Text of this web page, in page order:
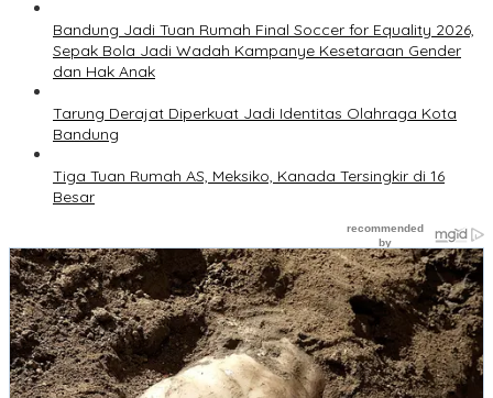
Bandung Jadi Tuan Rumah Final Soccer for Equality 2026,
Sepak Bola Jadi Wadah Kampanye Kesetaraan Gender
dan Hak Anak
Tarung Derajat Diperkuat Jadi Identitas Olahraga Kota
Bandung
Tiga Tuan Rumah AS, Meksiko, Kanada Tersingkir di 16
Besar